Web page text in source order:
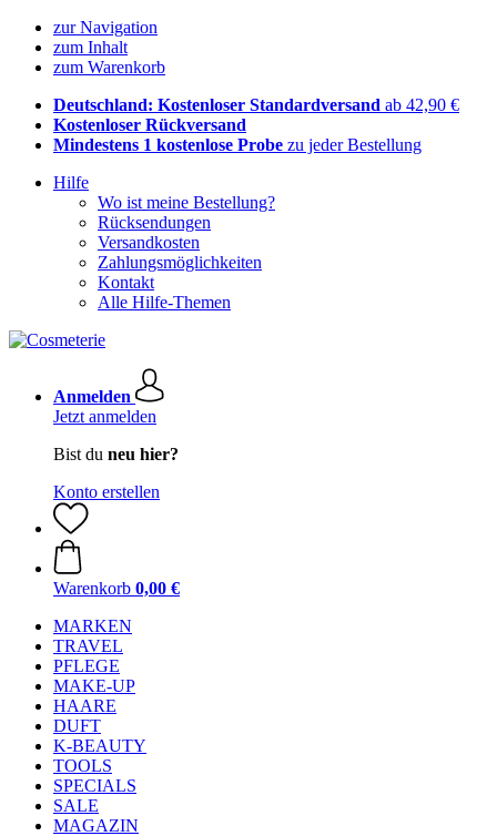
zur Navigation
zum Inhalt
zum Warenkorb
Deutschland: Kostenloser Standardversand ab 42,90 €
Kostenloser Rückversand
Mindestens 1 kostenlose Probe zu jeder Bestellung
Hilfe
Wo ist meine Bestellung?
Rücksendungen
Versandkosten
Zahlungsmöglichkeiten
Kontakt
Alle Hilfe-Themen
Anmelden
Jetzt anmelden
Bist du neu hier?
Konto erstellen
Warenkorb 0,00 €
MARKEN
TRAVEL
PFLEGE
MAKE-UP
HAARE
DUFT
K-BEAUTY
TOOLS
SPECIALS
SALE
MAGAZIN